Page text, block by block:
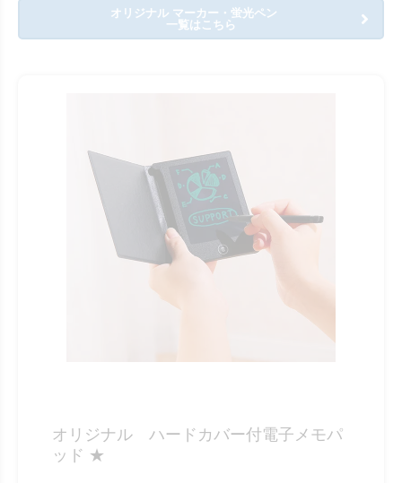
オリジナル マーカー・蛍光ペン
一覧はこちら
オリジナル ハードカバー付電子メモパ
ッド ★